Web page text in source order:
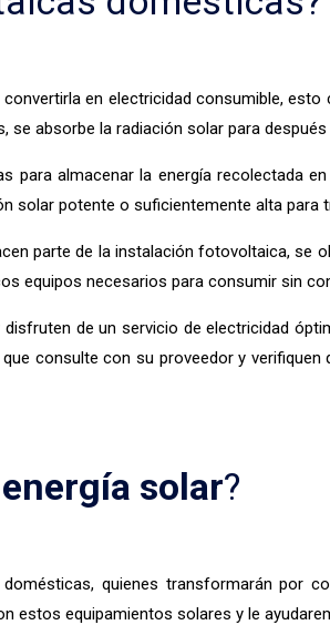
en electricidad consumible,
absorbe la radiación solar para
almacenar la energía recolectada
solar potente o suficientemente alta para
parte de la instalación fotovoltaica, se
equipos necesarios para consumir sin
de un servicio de electricidad
consulte con su proveedor y
energía solar?
quienes transformarán por
estos equipamientos solares y le